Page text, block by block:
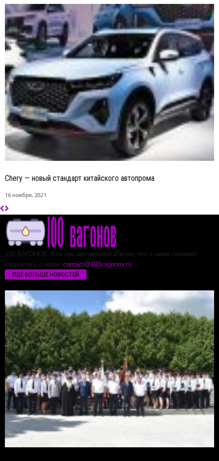
Chery — новый стандарт китайского автопрома
16 ноября, 2021
100 ВАГОНОВ. Все про автомобили и всем, что с ними связано!
Свяжитесь с нами: contact@100vagonov.ru
ЕЩЁ БОЛЬШЕ НОВОСТЕЙ